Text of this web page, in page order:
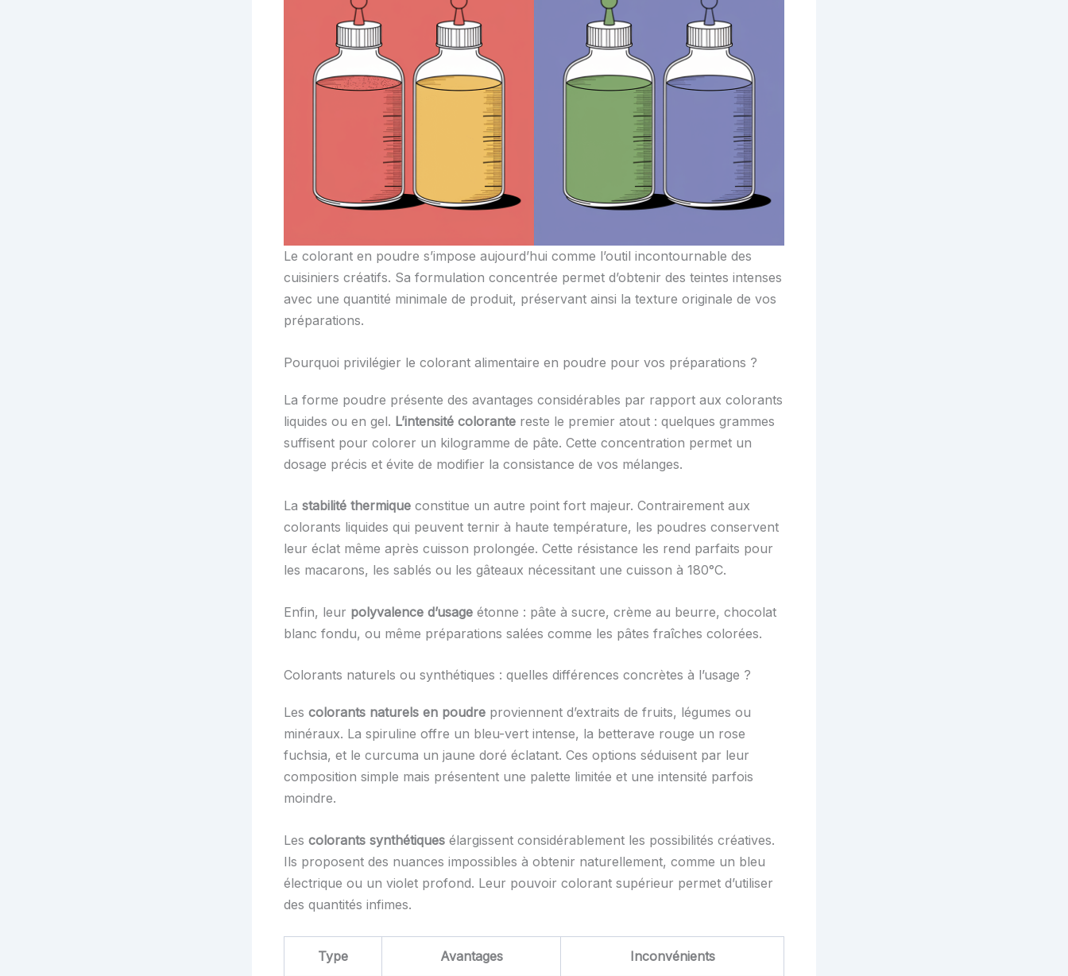
Le colorant en poudre s’impose aujourd’hui comme l’outil incontournable des
cuisiniers créatifs. Sa formulation concentrée permet d’obtenir des teintes intenses
avec une quantité minimale de produit, préservant ainsi la texture originale de vos
préparations.
Pourquoi privilégier le colorant alimentaire en poudre pour vos préparations ?
La forme poudre présente des avantages considérables par rapport aux colorants
liquides ou en gel. L’intensité colorante reste le premier atout : quelques grammes
suffisent pour colorer un kilogramme de pâte. Cette concentration permet un
dosage précis et évite de modifier la consistance de vos mélanges.
La stabilité thermique constitue un autre point fort majeur. Contrairement aux
colorants liquides qui peuvent ternir à haute température, les poudres conservent
leur éclat même après cuisson prolongée. Cette résistance les rend parfaits pour
les macarons, les sablés ou les gâteaux nécessitant une cuisson à 180°C.
Enfin, leur polyvalence d’usage étonne : pâte à sucre, crème au beurre, chocolat
blanc fondu, ou même préparations salées comme les pâtes fraîches colorées.
Colorants naturels ou synthétiques : quelles différences concrètes à l’usage ?
Les colorants naturels en poudre proviennent d’extraits de fruits, légumes ou
minéraux. La spiruline offre un bleu-vert intense, la betterave rouge un rose
fuchsia, et le curcuma un jaune doré éclatant. Ces options séduisent par leur
composition simple mais présentent une palette limitée et une intensité parfois
moindre.
Les colorants synthétiques élargissent considérablement les possibilités créatives.
Ils proposent des nuances impossibles à obtenir naturellement, comme un bleu
électrique ou un violet profond. Leur pouvoir colorant supérieur permet d’utiliser
des quantités infimes.
Type Avantages Inconvénients